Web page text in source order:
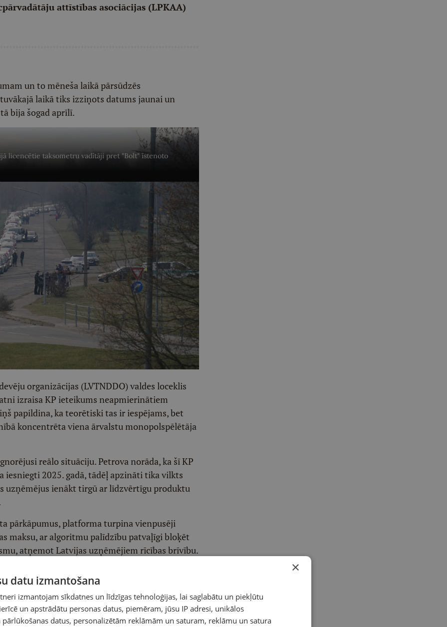
attīstības asociācijas (LPKAA)
un to mēneša laikā pārsūdzēs
laikā tiks izziņots datums jaunai un
bija šogad aprīlī.
licencētie taksometru vadītāji pret "Bolt" īstenoto
organizācijas (LVTNDDO) valdes loceklis
izraisa KP ieteikums neapmierinātiem
papildina, ka teorētiski tas ir iespējams, bet
koncentrēta viena ārvalstu monopolspēlētāja
reālo situāciju. Petrova norāda, ka šī KP
iesniegti 2025. gadā, tādēļ apzināti tika vilkts
uzņēmējus ienākt tirgū ar līdzvērtīgu produktu
pārkāpumus, platforma turpina vienpusēji
maksu, ar algoritmu palīdzību patvaļīgi bloķēt
atņemot Latvijas uzņēmējiem rīcības brīvību.
stāvokļa ļaunprātīgu izmantošanu.
rīcību saistībā ar iespējamu
pasažieru komercpārvadājumu ar vieglo
kurā pārvadājumi tiek organizēti, izmantojot
×
datu izmantošana
izmantojam sīkdatnes un līdzīgas tehnoloģijas, lai saglabātu un piekļūtu
un apstrādātu personas datus, piemēram, jūsu IP adresi, unikālos
datus, personalizētām reklāmām un saturam, reklāmu un satura